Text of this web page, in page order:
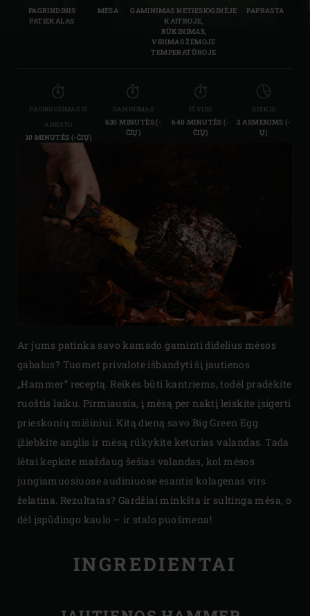
PAGRINDINIS
PATIEKALAS
MĖSA
GAMINIMAS NETIESIOGINĖJE
KAITROJE,
RŪKINIMAS,
VIRIMAS ŽEMOJE
TEMPERATŪROJE
PAPRASTA
PASIRUOŠIMAS IŠ
ANKSTO
10 MINUTĖS (-ČIŲ)
GAMINIMAS
630 MINUTĖS (-
ČIŲ)
IŠ VISO
640 MINUTĖS (-
ČIŲ)
KIEKIS
2 ASMENIMS (-
Ų)
Ar jums patinka savo kamado gaminti didelius mėsos
gabalus? Tuomet privalote išbandyti šį jautienos
„Hammer“ receptą. Reikės būti kantriems, todėl pradėkite
ruoštis laiku. Pirmiausia, į mėsą per naktį leiskite įsigerti
prieskonių mišiniui. Kitą dieną savo Big Green Egg
įžiebkite anglis ir mėsą rūkykite keturias valandas. Tada
lėtai kepkite maždaug šešias valandas, kol mėsos
jungiamuosiuose audiniuose esantis kolagenas virs
želatina. Rezultatas? Gardžiai minkšta ir sultinga mėsa, o
dėl įspūdingo kaulo – ir stalo puošmena!
INGREDIENTAI